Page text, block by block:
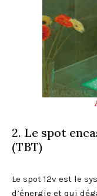
2. Le spot
(TBT)
Le spot 12v est le
d’énergie et qui